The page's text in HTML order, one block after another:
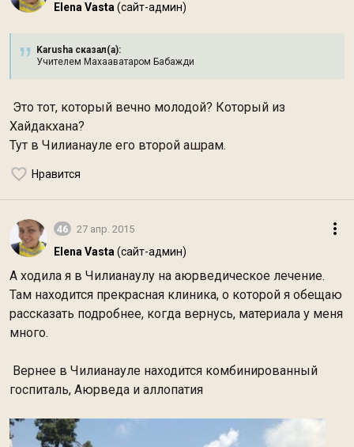
Elena Vasta (сайт-админ)
Karusha сказал(а):
Учителем Махааватаром Бабажди
Это тот, который вечно молодой? Который из
Хайдакхана?
Тут в Чилианауле его второй ашрам.
Нравится
46 27 апр. 2015
Elena Vasta (сайт-админ)
А ходила я в Чилианаулу на аюрведическое лечение.
Там находится прекрасная клиника, о которой я обещаю
рассказать подробнее, когда вернусь, материала у меня
много.
Вернее в Чилианауле находится комбинированный
госпиталь, Аюрведа и аллопатия